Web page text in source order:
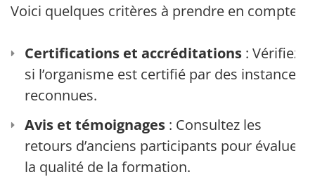
Voici quelques critères à prendre en compte :
Certifications et accréditations : Vérifiez
si l’organisme est certifié par des instances
reconnues.
Avis et témoignages : Consultez les
retours d’anciens participants pour évaluer
la qualité de la formation.